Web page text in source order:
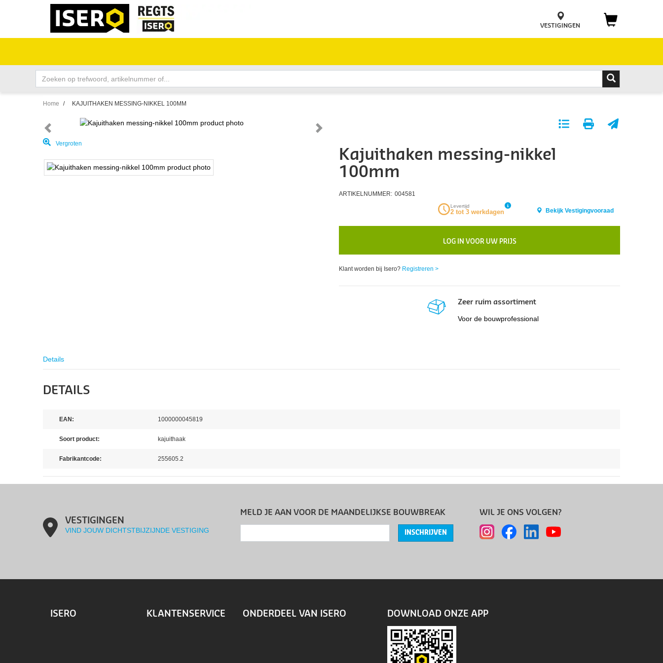
VESTIGINGEN
Home / KAJUITHAKEN MESSING-NIKKEL 100MM
Vergroten
Kajuithaken messing-nikkel
100mm
ARTIKELNUMMER: 004581
Levertijd
2 tot 3 werkdagen Bekijk Vestigingvooraad
LOG IN VOOR UW PRIJS
Klant worden bij Isero? Registreren >
Zeer ruim assortiment
Voor de bouwprofessional
Details
DETAILS
EAN: 1000000045819
Soort product: kajuithaak
Fabrikantcode: 255605.2
VESTIGINGEN
VIND JOUW DICHTSTBIJZIJNDE VESTIGING
MELD JE AAN VOOR DE MAANDELIJKSE BOUWBREAK
INSCHRIJVEN
WIL JE ONS VOLGEN?
ISERO KLANTENSERVICE ONDERDEEL VAN ISERO DOWNLOAD ONZE APP